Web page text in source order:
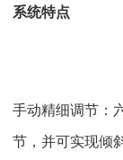
系统特点
手动精细调节：
节，并可实现倾